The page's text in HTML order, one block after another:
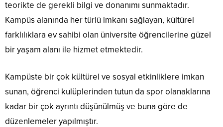
teorikte de gerekli bilgi ve donanımı sunmaktadır.
Kampüs alanında her türlü imkanı sağlayan, kültürel
farklılıklara ev sahibi olan üniversite öğrencilerine güzel
bir yaşam alanı ile hizmet etmektedir.
Kampüste bir çok kültürel ve sosyal etkinliklere imkan
sunan, öğrenci kulüplerinden tutun da spor olanaklarına
kadar bir çok ayrıntı düşünülmüş ve buna göre de
düzenlemeler yapılmıştır.